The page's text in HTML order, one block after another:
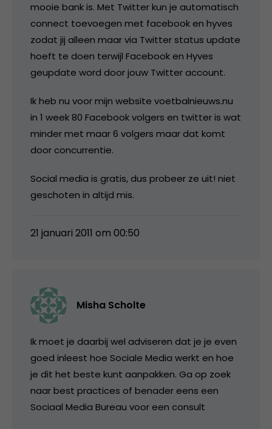
mooie bank is. Met Twitter kun je automatisch
connect toevoegen met facebook en hyves
zodat jij alleen maar via Twitter status update
hoeft te doen terwijl Facebook en Hyves
geupdate word door jouw Twitter account.
Ik heb nu voor mijn website voetbalnieuws.nu
in 1 week 80 Facebook volgers en twitter is wat
minder met maar 6 volgers maar dat komt
door concurrentie.
Social media is gratis, dus probeer ze uit! niet
geschoten in altijd mis.
21 januari 2011 om 00:50
Misha Scholte
Ik moet je daarbij wel adviseren dat je je even
goed inleest hoe Sociale Media werkt en hoe
je dit het beste kunt aanpakken. Ga op zoek
naar best practices of benader eens een
Sociaal Media Bureau voor een consult